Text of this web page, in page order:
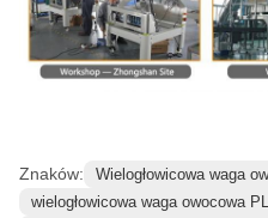
Znaków:
Wielogłowicowa waga
wielogłowicowa waga owocowa